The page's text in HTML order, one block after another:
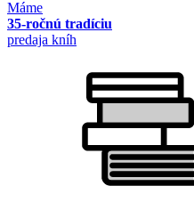
Máme
35-ročnú tradíciu
predaja kníh